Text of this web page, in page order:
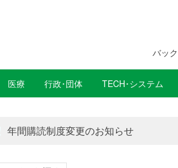
バッ
医療 行政･団体 TECH･システム
年間購読制度変更のお知らせ
高齢者住宅新聞 無料会員の皆様へ閲覧